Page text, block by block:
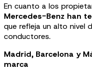
En cuanto a los
Mercedes-Benz han
que refleja un alto nivel
conductores.
Madrid, Barcelona y
marca